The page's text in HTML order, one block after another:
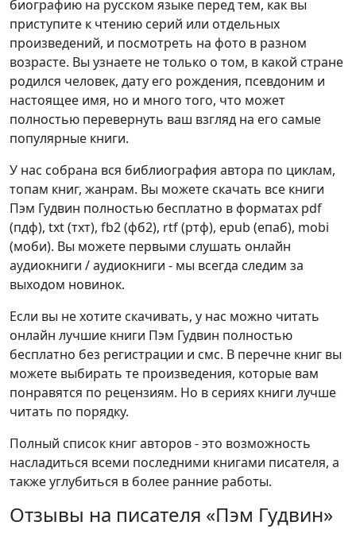
биографию на русском языке перед тем, как вы
приступите к чтению серий или отдельных
произведений, и посмотреть на фото в разном
возрасте. Вы узнаете не только о том, в какой стране
родился человек, дату его рождения, псевдоним и
настоящее имя, но и много того, что может
полностью перевернуть ваш взгляд на его самые
популярные книги.
У нас собрана вся библиография автора по циклам,
топам книг, жанрам. Вы можете скачать все книги
Пэм Гудвин полностью бесплатно в форматах pdf
(пдф), txt (тхт), fb2 (фб2), rtf (ртф), epub (епаб), mobi
(моби). Вы можете первыми слушать онлайн
аудиокниги / аудиокниги - мы всегда следим за
выходом новинок.
Если вы не хотите скачивать, у нас можно читать
онлайн лучшие книги Пэм Гудвин полностью
бесплатно без регистрации и смс. В перечне книг вы
можете выбирать те произведения, которые вам
понравятся по рецензиям. Но в сериях книги лучше
читать по порядку.
Полный список книг авторов - это возможность
насладиться всеми последними книгами писателя, а
также углубиться в более ранние работы.
Отзывы на писателя «Пэм Гудвин»